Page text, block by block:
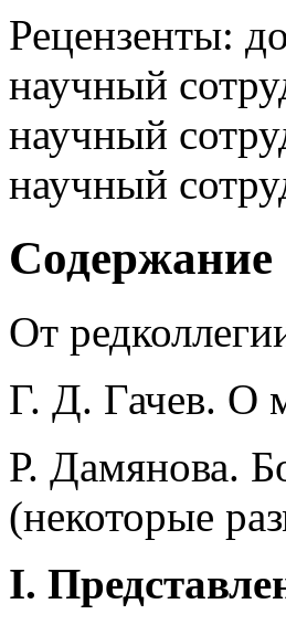
Рецензенты:
научный
научный
научный
Содержание
От
Г. Д. Гачев. О
Р. Дамянова.
(некоторые
I.